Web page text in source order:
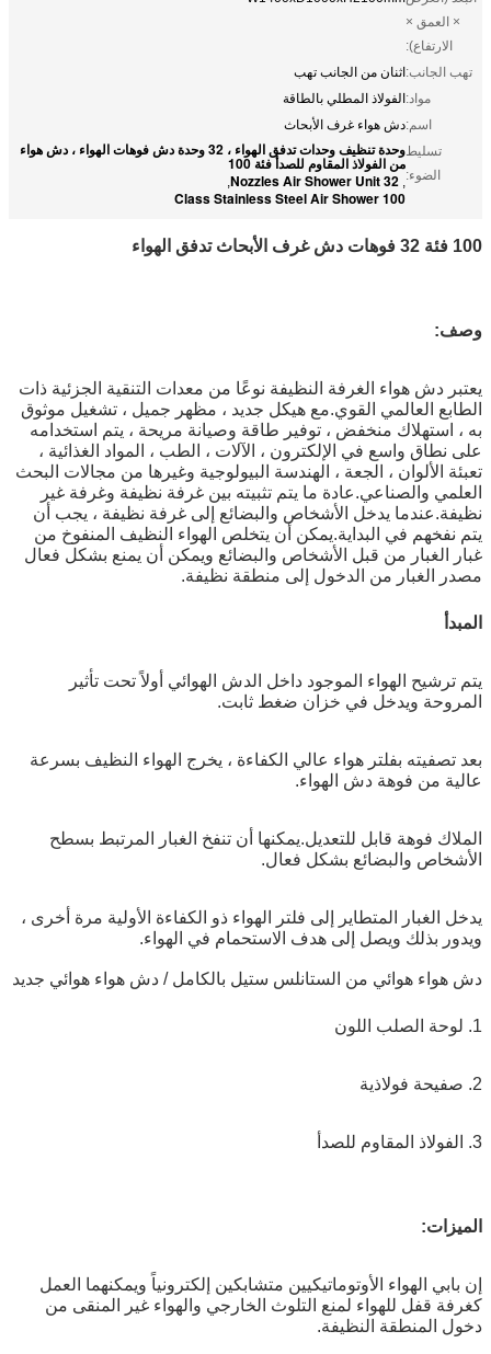
× العمق ×
الارتفاع):
تهب الجانب:اثنان من الجانب تهب
مواد:الفولاذ المطلي بالطاقة
اسم:دش هواء غرف الأبحاث
تسليط
الضوء:
وحدة تنظيف وحدات تدفق الهواء ، 32 وحدة دش فوهات الهواء ، دش هواء
من الفولاذ المقاوم للصدأ فئة 100
,
32 Nozzles Air Shower Unit
,
100 Class Stainless Steel Air Shower
100 فئة 32 فوهات دش غرف الأبحاث تدفق الهواء
وصف:
يعتبر دش هواء الغرفة النظيفة نوعًا من معدات التنقية الجزئية ذات
الطابع العالمي القوي.مع هيكل جديد ، مظهر جميل ، تشغيل موثوق
به ، استهلاك منخفض ، توفير طاقة وصيانة مريحة ، يتم استخدامه
على نطاق واسع في الإلكترون ، الآلات ، الطب ، المواد الغذائية ،
تعبئة الألوان ، الجعة ، الهندسة البيولوجية وغيرها من مجالات البحث
العلمي والصناعي.عادة ما يتم تثبيته بين غرفة نظيفة وغرفة غير
نظيفة.عندما يدخل الأشخاص والبضائع إلى غرفة نظيفة ، يجب أن
يتم نفخهم في البداية.يمكن أن يتخلص الهواء النظيف المنفوخ من
غبار الغبار من قبل الأشخاص والبضائع ويمكن أن يمنع بشكل فعال
مصدر الغبار من الدخول إلى منطقة نظيفة.
المبدأ
يتم ترشيح الهواء الموجود داخل الدش الهوائي أولاً تحت تأثير
المروحة ويدخل في خزان ضغط ثابت.
بعد تصفيته بفلتر هواء عالي الكفاءة ، يخرج الهواء النظيف بسرعة
عالية من فوهة دش الهواء.
الملاك فوهة قابل للتعديل.يمكنها أن تنفخ الغبار المرتبط بسطح
الأشخاص والبضائع بشكل فعال.
يدخل الغبار المتطاير إلى فلتر الهواء ذو ​​الكفاءة الأولية مرة أخرى ،
ويدور بذلك ويصل إلى هدف الاستحمام في الهواء.
دش هواء هوائي من الستانلس ستيل بالكامل / دش هواء هوائي جديد
1. لوحة الصلب اللون
2. صفيحة فولاذية
3. الفولاذ المقاوم للصدأ
الميزات:
إن بابي الهواء الأوتوماتيكيين متشابكين إلكترونياً ويمكنهما العمل
كغرفة قفل للهواء لمنع التلوث الخارجي والهواء غير المنقى من
دخول المنطقة النظيفة.